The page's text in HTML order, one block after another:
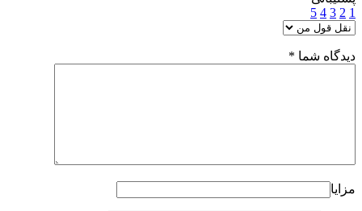
1
2
3
4
5
دیدگاه شما *
مزایا